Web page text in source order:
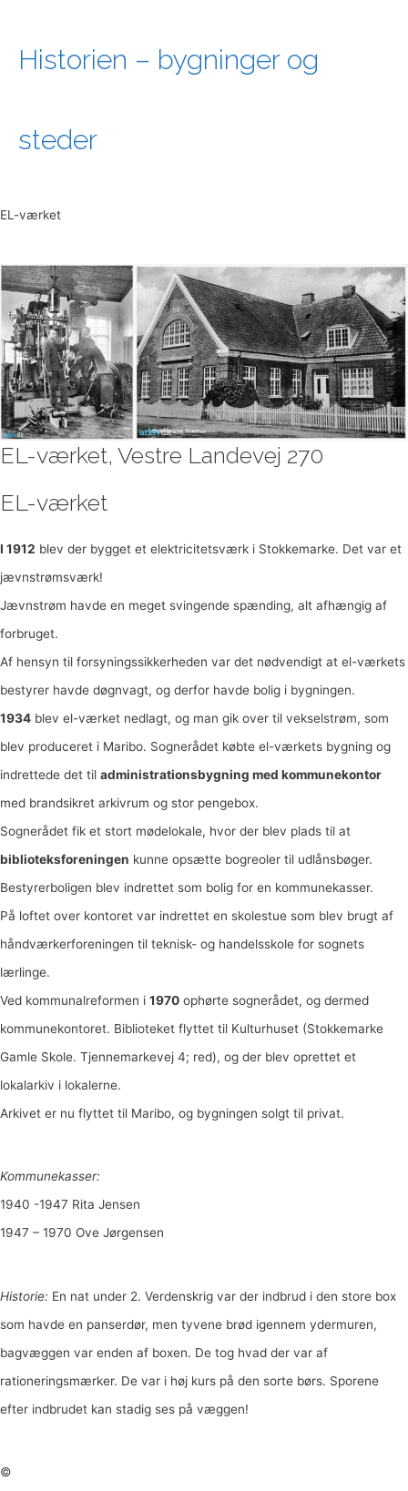
Historien – bygninger og
steder
EL-værket
EL-værket, Vestre Landevej 270
EL-værket
I 1912 blev der bygget et elektricitetsværk i Stokkemarke. Det var et
jævnstrømsværk!
Jævnstrøm havde en meget svingende spænding, alt afhængig af
forbruget.
Af hensyn til forsyningssikkerheden var det nødvendigt at el-værkets
bestyrer havde døgnvagt, og derfor havde bolig i bygningen.
1934 blev el-værket nedlagt, og man gik over til vekselstrøm, som
blev produceret i Maribo. Sognerådet købte el-værkets bygning og
indrettede det til administrationsbygning med kommunekontor
med brandsikret arkivrum og stor pengebox.
Sognerådet fik et stort mødelokale, hvor der blev plads til at
biblioteksforeningen kunne opsætte bogreoler til udlånsbøger.
Bestyrerboligen blev indrettet som bolig for en kommunekasser.
På loftet over kontoret var indrettet en skolestue som blev brugt af
håndværkerforeningen til teknisk- og handelsskole for sognets
lærlinge.
Ved kommunalreformen i 1970 ophørte sognerådet, og dermed
kommunekontoret. Biblioteket flyttet til Kulturhuset (Stokkemarke
Gamle Skole. Tjennemarkevej 4; red), og der blev oprettet et
lokalarkiv i lokalerne.
Arkivet er nu flyttet til Maribo, og bygningen solgt til privat.
Kommunekasser:
1940 -1947 Rita Jensen
1947 – 1970 Ove Jørgensen
Historie: En nat under 2. Verdenskrig var der indbrud i den store box
som havde en panserdør, men tyvene brød igennem ydermuren,
bagvæggen var enden af boxen. De tog hvad der var af
rationeringsmærker. De var i høj kurs på den sorte børs. Sporene
efter indbrudet kan stadig ses på væggen!
©